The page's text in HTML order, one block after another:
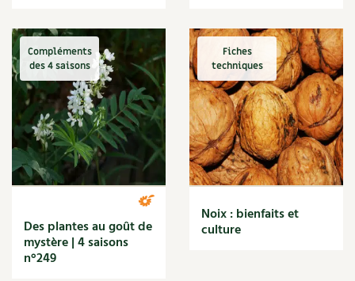
Compléments
des 4 saisons
Des plantes au goût de
mystère | 4 saisons
n°249
Fiches
techniques
Noix : bienfaits et
culture